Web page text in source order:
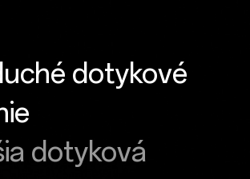
dotykové
dotyková